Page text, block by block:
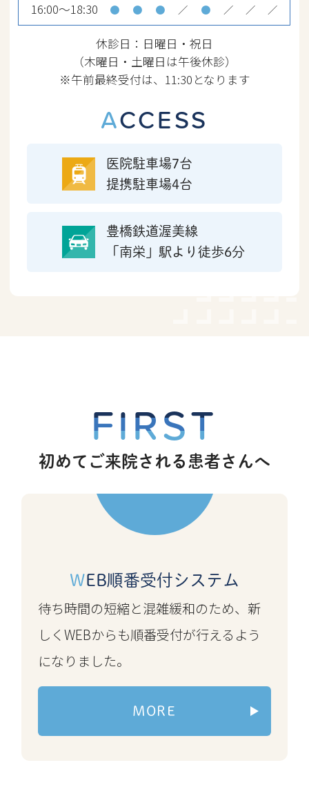
様および職員の安全確保のため、
遅らせる、または診療終了時間を
早める可能性があります。
当ホームページにてお知らせする
らもメッセージを配信します。ご
だきますようお願いいたします。
ご迷惑をおかけしますが、ご理解
更させていただきます。
この変更に伴い、
オンラインでの
順番受付開始時間も9:15からに変
ご迷惑をおかけしますが、患者様
および職員の安全確保のため、ご
ます。
雨が小降りになり、安全が確保さ
れてから受診していただければ幸
いです。
16:00～18:30 ● ● ● ／ ● ／ ／ ／
休診日：日曜日・祝日
（木曜日・土曜日は午後休診）
※午前最終受付は、11:30となります
ACCESS
医院駐車場7台
提携駐車場4台
豊橋鉄道渥美線
「南栄」駅より徒歩6分
FIRST
初めてご来院される患者さんへ
WEB順番受付システム
待ち時間の短縮と混雑緩和のため、新
しくWEBからも順番受付が行えるよう
になりました。
MORE